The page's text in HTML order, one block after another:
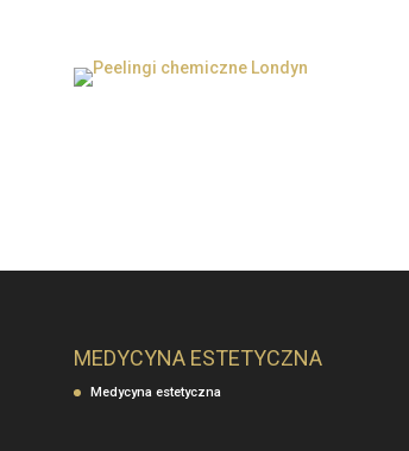
MEDYCYNA ESTETYCZNA
Medycyna estetyczna